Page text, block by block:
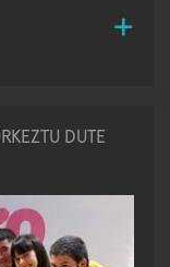
DUTE